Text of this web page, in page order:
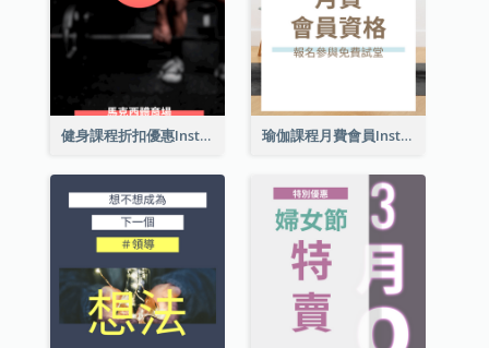
健身課程折扣優惠Instagram限時動態 瑜伽課程月費會員Instagram帖子